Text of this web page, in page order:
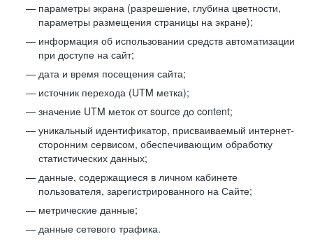
параметры экрана (разрешение, глубина цветности,
параметры размещения страницы на экране);
информация об использовании средств автоматизации
при доступе на сайт;
дата и время посещения сайта;
источник перехода (UTM метка);
значение UTM меток от source до content;
уникальный идентификатор, присваиваемый интернет-
сторонним сервисом, обеспечивающим обработку
статистических данных;
данные, содержащиеся в личном кабинете
пользователя, зарегистрированного на Сайте;
метрические данные;
данные сетевого трафика.